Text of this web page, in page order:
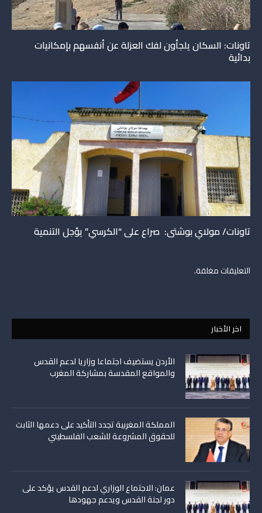
تاونات: السكان يلجأون لفك العزلة عن أنفسهم بإمكانيات
بدائية
تاونات/ مولاي بوشتى: صراع على “الكرسي” يؤجل التنمية
التعليقات مغلقة.
اخر الأخبار
الأردن يستضيف اجتماعا وزاريا لدعم القدس
والمواقع المقدسة بمشاركة المغرب
المملكة المغربية تجدد التأكيد على دعمها الثابت
للحقوق المشروعة للشعب الفلسطيني
عمان: الاجتماع الوزاري لدعم القدس يؤكد على
دور لجنة القدس ويدعم جهودها